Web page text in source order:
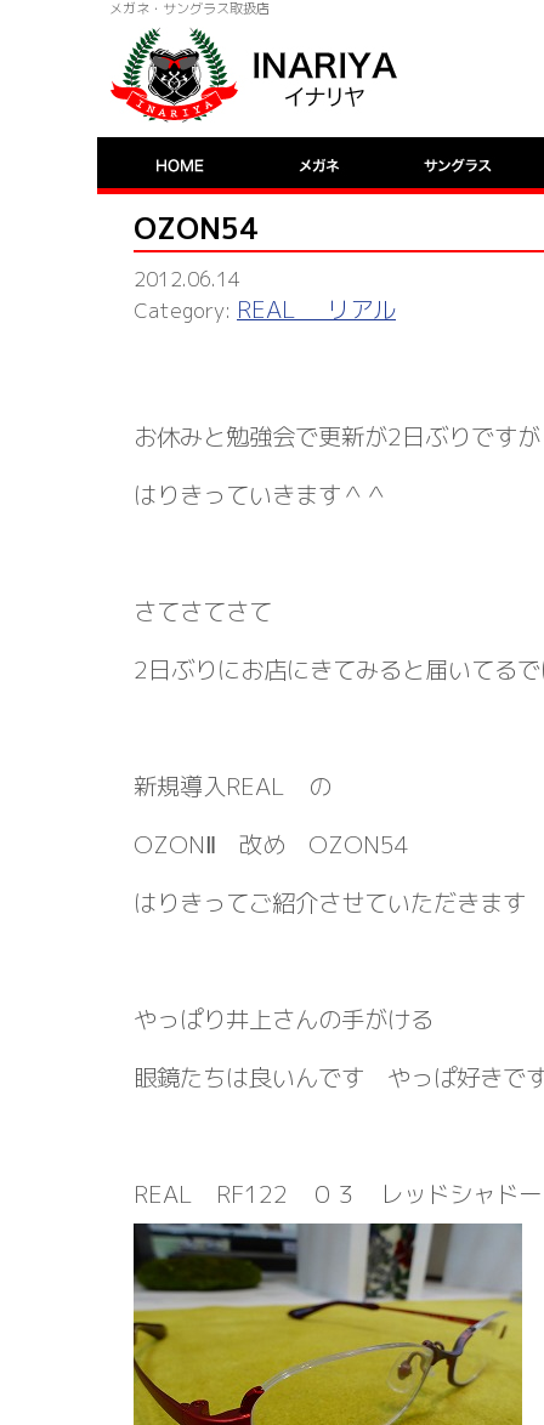
メガネ・サングラス取扱店
OZON54
2012.06.14
REAL リアル
お休みと勉強会で更新が2日ぶりですが
はりきっていきます＾＾
さてさてさて
2日ぶりにお店にきてみると届いてる
新規導入REAL の
OZONⅡ 改め OZON54
はりきってご紹介させていただきま
やっぱり井上さんの手がける
眼鏡たちは良いんです やっぱ好き
REAL RF122 ０３ レッドシャド